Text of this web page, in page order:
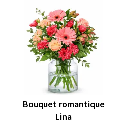
Bouquet romantique
Lina